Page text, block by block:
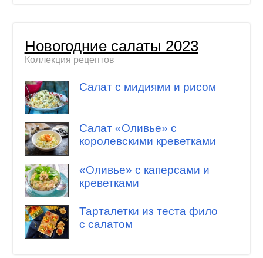
Новогодние салаты 2023
Коллекция рецептов
Салат с мидиями и рисом
Салат «Оливье» с
королевскими креветками
«Оливье» с каперсами и
креветками
Тарталетки из теста фило
с салатом